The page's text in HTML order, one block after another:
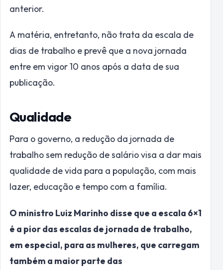
anterior.
A matéria, entretanto, não trata da escala de
dias de trabalho e prevê que a nova jornada
entre em vigor 10 anos após a data de sua
publicação.
Qualidade
Para o governo, a redução da jornada de
trabalho sem redução de salário visa a dar mais
qualidade de vida para a população, com mais
lazer, educação e tempo com a família.
O ministro Luiz Marinho disse que a escala 6×1
é a pior das escalas de jornada de trabalho,
em especial, para as mulheres, que carregam
também a maior parte das